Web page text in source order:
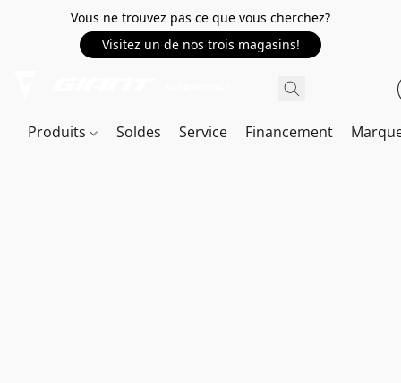
Vous ne trouvez pas ce que vous cherchez?
Visitez un de nos trois magasins!
Produits Soldes Service Financement